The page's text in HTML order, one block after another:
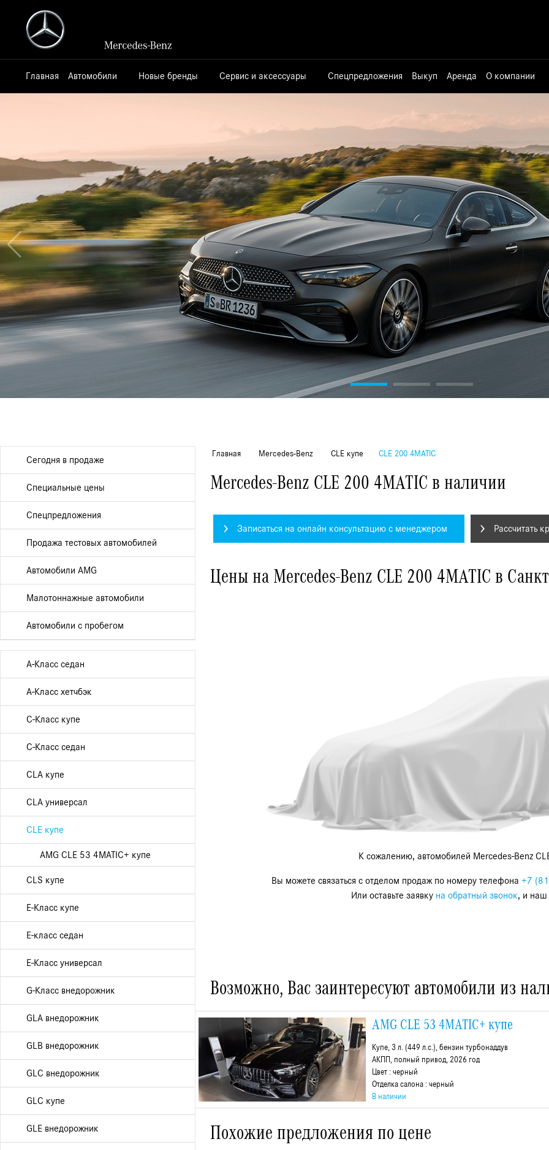
Mercedes-Benz
Главная Автомобили Новые бренды Сервис и аксессуары Спецпредложения Выкуп Аренда О компании
Сегодня в продаже
Специальные цены
Спецпредложения
Продажа тестовых автомобилей
Автомобили AMG
Малотоннажные автомобили
Автомобили с пробегом
A-Класс седан
A-Класс хетчбэк
C-Класс купе
C-Класс седан
CLA купе
CLA универсал
CLE купе
AMG CLE 53 4MATIC+ купе
CLS купе
E-Класс купе
E-класс седан
E-Класс универсал
G-Класс внедорожник
GLA внедорожник
GLB внедорожник
GLC внедорожник
GLC купе
GLE внедорожник
Главная Mercedes-Benz CLE купе CLE 200 4MATIC
Mercedes-Benz CLE 200 4MATIC в наличии
Записаться на онлайн консультацию с менеджером Рассчитать
Цены на Mercedes-Benz CLE 200 4MATIC в
К сожалению, автомобилей Mercedes-Benz
Вы можете связаться с отделом продаж по номеру телефона +7
Или оставьте заявку на обратный звонок, и наш
Возможно, Вас заинтересуют автомобили из
AMG CLE 53 4MATIC+ купе
Купе, 3 л. (449 л.с.), бензин турбонаддув
АКПП, полный привод, 2026 год
Цвет : черный
Отделка салона : черный
В наличии
Похожие предложения по цене